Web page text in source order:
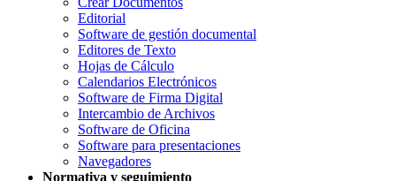
Editorial
Software de gestión documental
Editores de Texto
Hojas de Cálculo
Calendarios Electrónicos
Software de Firma Digital
Intercambio de Archivos
Software de Oficina
Software para presentaciones
Navegadores
Normativa y seguimiento